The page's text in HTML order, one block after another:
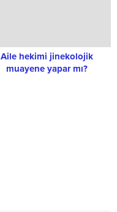
Aile hekimi jinekolojik
muayene yapar mı?